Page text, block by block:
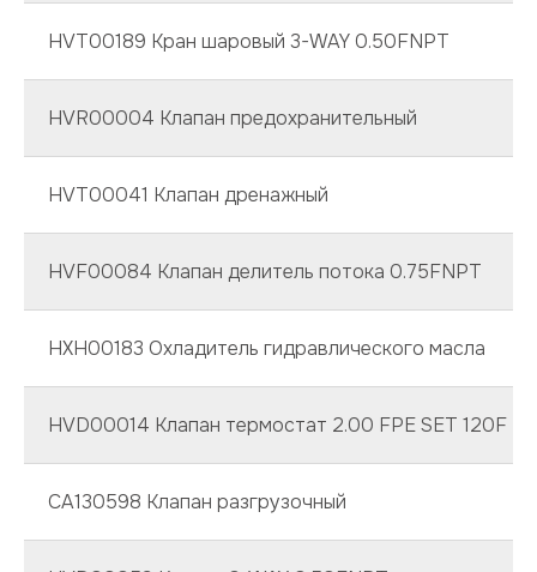
HVT00189 Кран шаровый 3-WAY 0.50FNPT
HVR00004 Клапан предохранительный
HVT00041 Клапан дренажный
HVF00084 Клапан делитель потока 0.75FNPT
HXH00183 Охладитель гидравлического масла
HVD00014 Клапан термостат 2.00 FPE SET 120F
CA130598 Клапан разгрузочный